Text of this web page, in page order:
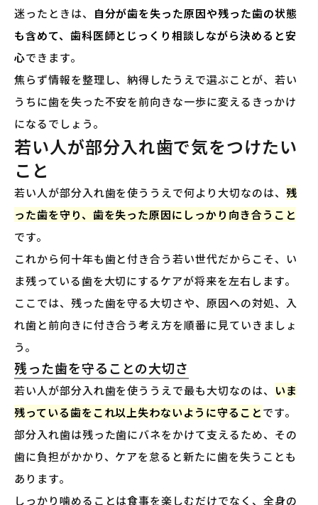
迷ったときは、
自分が歯を失った原因や残った歯の状態
も含めて、歯科医師とじっくり相談しながら決めると安
心できます。
焦らず情報を整理し、納得したうえで選ぶことが、若い
うちに歯を失った不安を前向きな一歩に変えるきっかけ
になるでしょう。
若い人が部分入れ歯で気をつけたい
こと
若い人が部分入れ歯を使ううえで何より大切なのは、 残
った歯を守り、歯を失った原因にしっかり向き合うこと
です。
これから何十年も歯と付き合う若い世代だからこそ、い
ま残っている歯を大切にするケアが将来を左右します。
ここでは、残った歯を守る大切さや、原因への対処、入
れ歯と前向きに付き合う考え方を順番に見ていきましょ
う。
残った歯を守ることの大切さ
若い人が部分入れ歯を使ううえで最も大切なのは、
いま
残っている歯をこれ以上失わないように守ることです。
部分入れ歯は残った歯にバネをかけて支えるため、その
歯に負担がかかり、ケアを怠ると新たに歯を失うことも
あります。
しっかり噛めることは食事を楽しむだけでなく、全身の